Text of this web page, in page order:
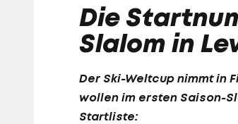
Die
Slalom in
Der Ski-Weltcup nimmt in
wollen im ersten Saison-
Startliste: